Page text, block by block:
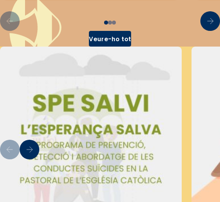
Veure-ho tot